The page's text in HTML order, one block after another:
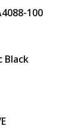
100
Black